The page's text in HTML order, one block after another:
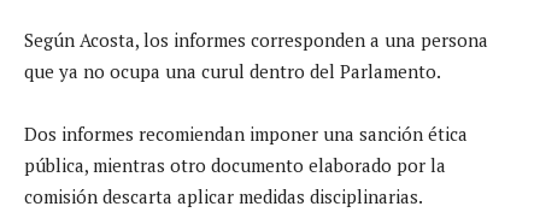
Según Acosta, los informes corresponden a una persona
que ya no ocupa una curul dentro del Parlamento.
Dos informes recomiendan imponer una sanción ética
pública, mientras otro documento elaborado por la
comisión descarta aplicar medidas disciplinarias.